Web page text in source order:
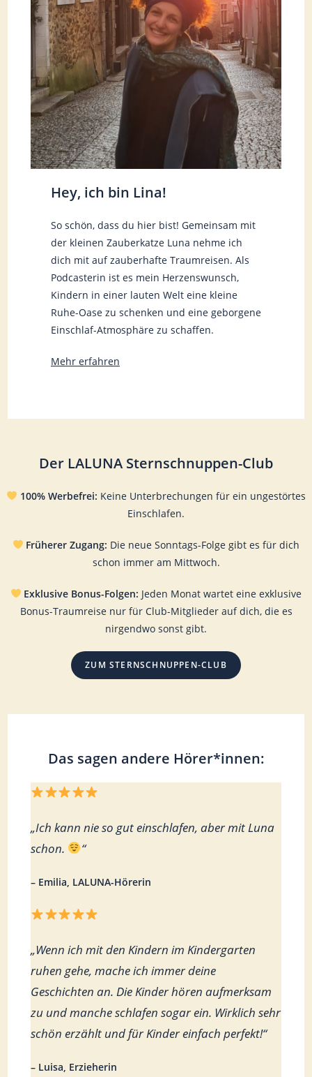
Hey, ich bin Lina!
So schön, dass du hier bist! Gemeinsam mit
der kleinen Zauberkatze Luna nehme ich
dich mit auf zauberhafte Traumreisen. Als
Podcasterin ist es mein Herzenswunsch,
Kindern in einer lauten Welt eine kleine
Ruhe-Oase zu schenken und eine geborgene
Einschlaf-Atmosphäre zu schaffen.
Mehr erfahren
Der LALUNA Sternschnuppen-Club
100% Werbefrei: Keine Unterbrechungen für ein ungestörtes
Einschlafen.
Früherer Zugang: Die neue Sonntags-Folge gibt es für dich
schon immer am Mittwoch.
Exklusive Bonus-Folgen: Jeden Monat wartet eine exklusive
Bonus-Traumreise nur für Club-Mitglieder auf dich, die es
nirgendwo sonst gibt.
ZUM STERNSCHNUPPEN-CLUB
Das sagen andere Hörer*innen:
„Ich kann nie so gut einschlafen, aber mit Luna
schon.
“
– Emilia, LALUNA-Hörerin
„Wenn ich mit den Kindern im Kindergarten
ruhen gehe, mache ich immer deine
Geschichten an. Die Kinder hören aufmerksam
zu und manche schlafen sogar ein. Wirklich sehr
schön erzählt und für Kinder einfach perfekt!“
– Luisa, Erzieherin